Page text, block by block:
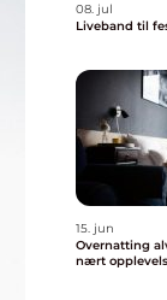
08. jul
Liveband til
15. jun
Overnatting alvdal praktisk,
nært